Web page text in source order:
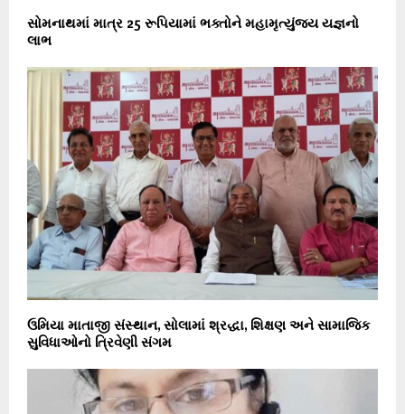
સોમનાથમાં માત્ર 25 રૂપિયામાં ભક્તોને મહામૃત્યુંજય યજ્ઞનો
લાભ
ઉમિયા માતાજી સંસ્થાન, સોલામાં શ્રદ્ધા, શિક્ષણ અને સામાજિક
સુવિધાઓનો ત્રિવેણી સંગમ